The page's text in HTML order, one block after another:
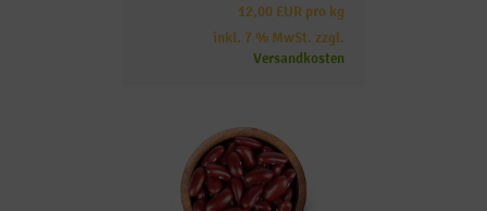
12,00 EUR pro kg
inkl. 7 % MwSt. zzgl.
Versandkosten